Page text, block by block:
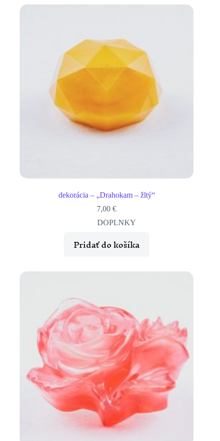
dekorácia – „Drahokam – žltý“
7,00€
DOPLNKY
Pridať do košíka